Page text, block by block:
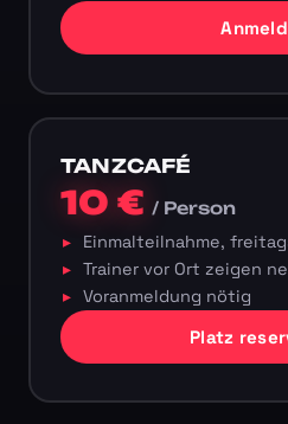
TANZCAFÉ
10 €/ Person
Einmalteilnahme,
Trainer vor Ort zeigen
Voranmeldung nötig
Platz